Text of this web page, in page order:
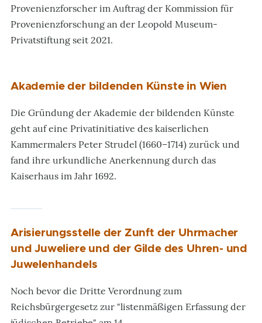
Provenienzforscher im Auftrag der Kommission für
Provenienzforschung an der Leopold Museum-
Privatstiftung seit 2021.
Akademie der bildenden Künste in Wien
Die Gründung der Akademie der bildenden Künste
geht auf eine Privatinitiative des kaiserlichen
Kammermalers Peter Strudel (1660–1714) zurück und
fand ihre urkundliche Anerkennung durch das
Kaiserhaus im Jahr 1692.
Arisierungsstelle der Zunft der Uhrmacher
und Juweliere und der Gilde des Uhren- und
Juwelenhandels
Noch bevor die Dritte Verordnung zum
Reichsbürgergesetz zur "listenmäßigen Erfassung der